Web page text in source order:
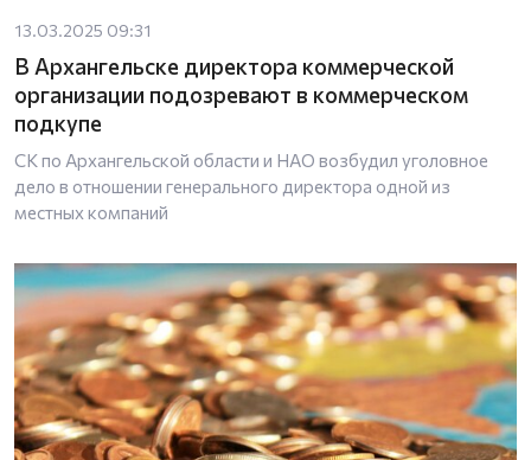
13.03.2025 09:31
В Архангельске директора коммерческой
организации подозревают в коммерческом
подкупе
СК по Архангельской области и НАО возбудил уголовное
дело в отношении генерального директора одной из
местных компаний